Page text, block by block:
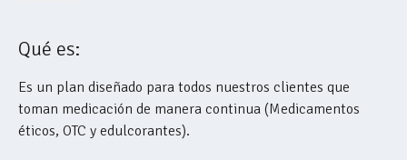
Qué es:
Es un plan diseñado para todos nuestros clientes que
toman medicación de manera continua (Medicamentos
éticos, OTC y edulcorantes).